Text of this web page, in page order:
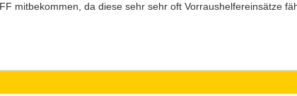
mitbekommen, da diese sehr sehr oft Vorraushelfereinsätze